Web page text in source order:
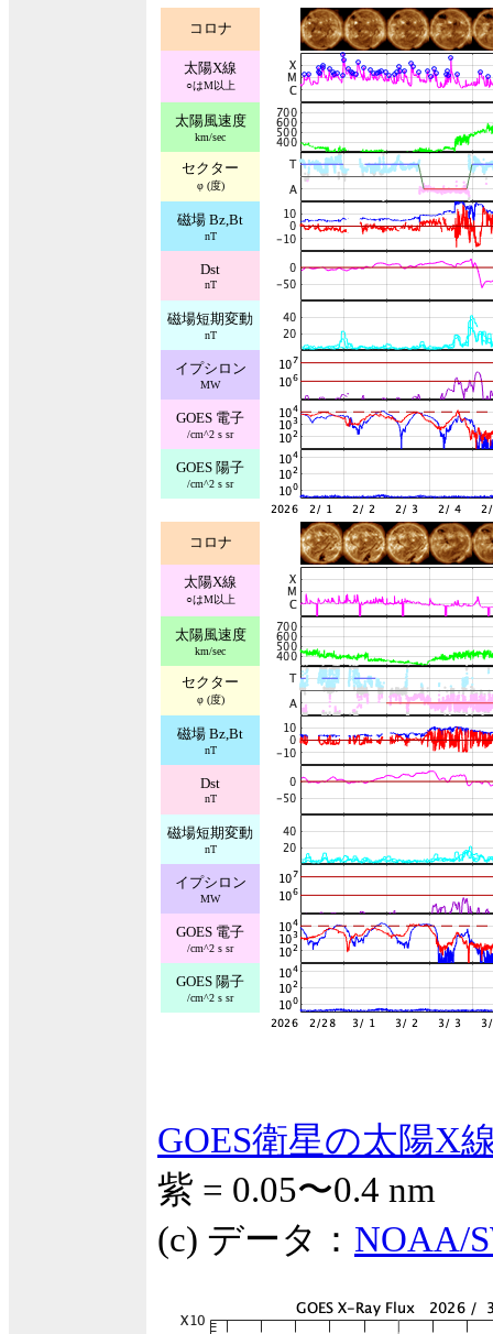
コロナ
太陽X線
○はM以上
太陽風速度
km/sec
セクター
φ (度)
磁場 Bz,Bt
nT
Dst
nT
磁場短期変動
nT
イプシロン
MW
GOES 電子
/cm^2 s sr
GOES 陽子
/cm^2 s sr
コロナ
太陽X線
○はM以上
太陽風速度
km/sec
セクター
φ (度)
磁場 Bz,Bt
nT
Dst
nT
磁場短期変動
nT
イプシロン
MW
GOES 電子
/cm^2 s sr
GOES 陽子
/cm^2 s sr
GOES衛星の太陽X
紫 = 0.05〜0.4 nm
(c) データ： NOAA/